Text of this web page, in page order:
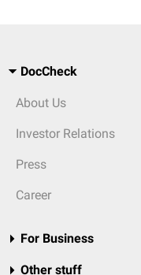
DocCheck
About Us
Investor Relations
Press
Career
For Business
Other stuff